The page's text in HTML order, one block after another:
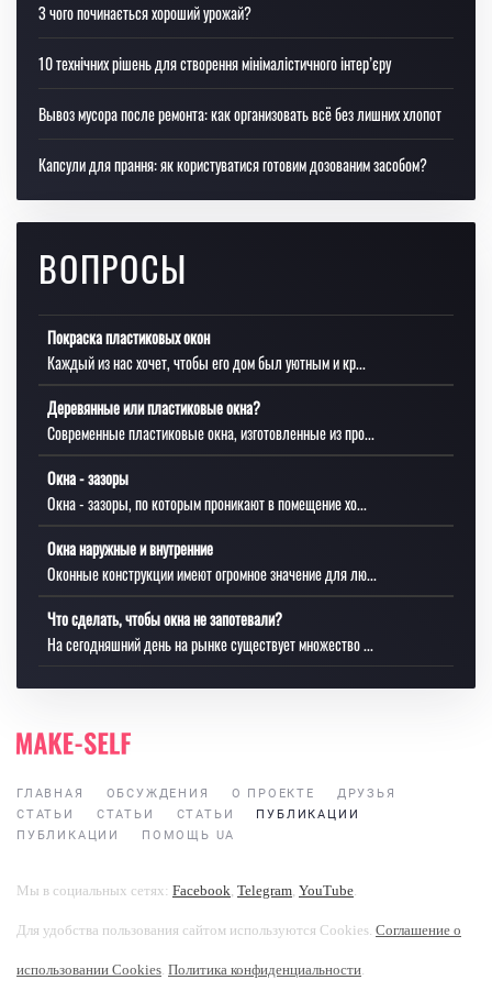
З чого починається хороший урожай?
10 технічних рішень для створення мінімалістичного інтер’єру
Вывоз мусора после ремонта: как организовать всё без лишних хлопот
Капсули для прання: як користуватися готовим дозованим засобом?
ВОПРОСЫ
Покраска пластиковых окон
Каждый из нас хочет, чтобы его дом был уютным и кр...
Деревянные или пластиковые окна?
Современные пластиковые окна, изготовленные из про...
Окна - зазоры
Окна - зазоры, по которым проникают в помещение хо...
Окна наружные и внутренние
Оконные конструкции имеют огромное значение для лю...
Что сделать, чтобы окна не запотевали?
На сегодняшний день на рынке существует множество ...
ГЛАВНАЯ ОБСУЖДЕНИЯ О ПРОЕКТЕ
ДРУЗЬЯ
СТАТЬИ
СТАТЬИ СТАТЬИ
ПУБЛИКАЦИИ
ПУБЛИКАЦИИ
ПОМОЩЬ UA
Мы в социальных сетях: Facebook, Telegram, YouTube.
Для удобства пользования сайтом используются Cookies. Соглашение о
использовании Cookies. Политика конфиденциальности.